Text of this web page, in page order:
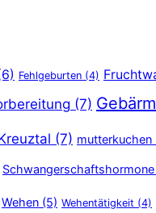
Fehlgeburten (4)
(7)
(7) mutterkuchen
Schwangerschaftshormone
Wehen (5) Wehentätigkeit (4)